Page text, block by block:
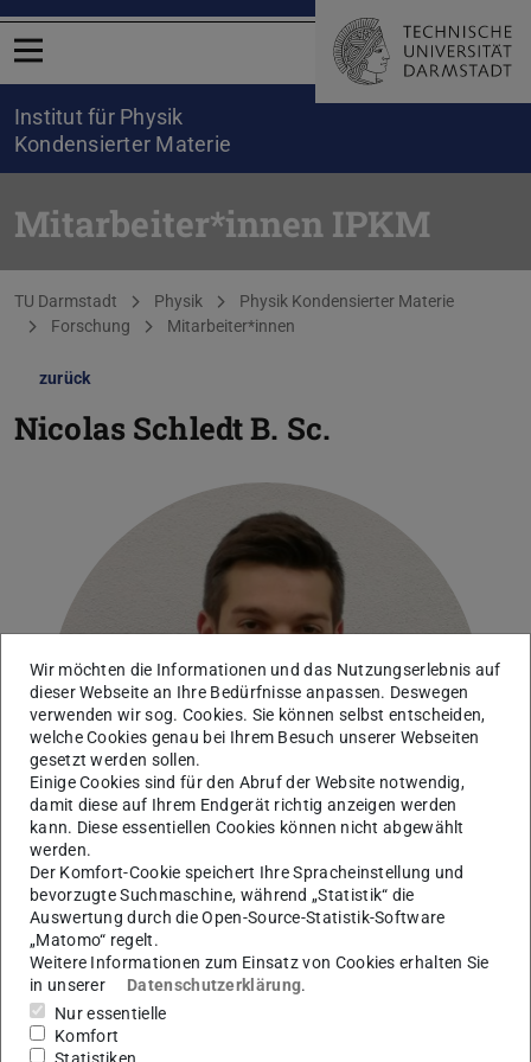
Menü öffnen
Institut für Physik
Kondensierter Materie
Mitarbeiter*innen IPKM
Sie befinden sich hier:
TU Darmstadt Physik
Physik Kondensierter Materie
Forschung
Mitarbeiter*innen
zurück
Nicolas SchledtB. Sc.
AG Liebchen
Kontakt
Wir möchten die Informationen und das Nutzungserlebnis auf
dieser Webseite an Ihre Bedürfnisse anpassen. Deswegen
verwenden wir sog. Cookies. Sie können selbst entscheiden,
welche Cookies genau bei Ihrem Besuch unserer Webseiten
gesetzt werden sollen.
Einige Cookies sind für den Abruf der Website notwendig,
damit diese auf Ihrem Endgerät richtig anzeigen werden
kann. Diese essentiellen Cookies können nicht abgewählt
werden.
Der Komfort-Cookie speichert Ihre Spracheinstellung und
bevorzugte Suchmaschine, während „Statistik“ die
Auswertung durch die Open-Source-Statistik-Software
„Matomo“ regelt.
Weitere Informationen zum Einsatz von Cookies erhalten Sie
in unserer
Datenschutzerklärung.
Nur essentielle
Komfort
Statistiken